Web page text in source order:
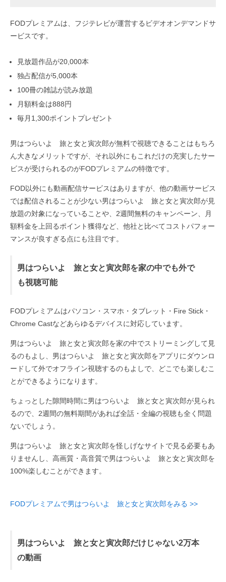
FODプレミアムは、フジテレビが運営するビデオオンデマンドサ
ービスです。
見放題作品が20,000本
独占配信が5,000本
100冊の雑誌が読み放題
月額料金は888円
毎月1,300ポイントプレゼント
男はつらいよ 旅と女と寅次郎が無料で視聴できることはもちろ
ん大きなメリットですが、それ以外にもこれだけの充実したサー
ビスが受けられるのがFODプレミアムの特徴です。
FOD以外にも動画配信サービスはありますが、他の動画サービス
では配信されることが少ない男はつらいよ 旅と女と寅次郎が見
放題の対象になっていることや、2週間無料のキャンペーン、月
額料金を上回るポイント獲得など、他社と比べてコストパフォー
マンスが良すぎる点にも注目です。
男はつらいよ 旅と女と寅次郎を家の中でも外で
も視聴可能
FODプレミアムはパソコン・スマホ・タブレット・Fire Stick・
Chrome Castなどあらゆるデバイスに対応しています。
男はつらいよ 旅と女と寅次郎を家の中でストリーミングして見
るのもよし、男はつらいよ 旅と女と寅次郎をアプリにダウンロ
ードして外でオフライン視聴するのもよしで、どこでも楽しむこ
とができるようになります。
ちょっとした隙間時間に男はつらいよ 旅と女と寅次郎が見られ
るので、2週間の無料期間があれば全話・全編の視聴も全く問題
ないでしょう。
男はつらいよ 旅と女と寅次郎を怪しげなサイトで見る必要もあ
りませんし、高画質・高音質で男はつらいよ 旅と女と寅次郎を
100%楽しむことができます。
FODプレミアムで男はつらいよ 旅と女と寅次郎をみる >>
男はつらいよ 旅と女と寅次郎だけじゃない2万本
の動画